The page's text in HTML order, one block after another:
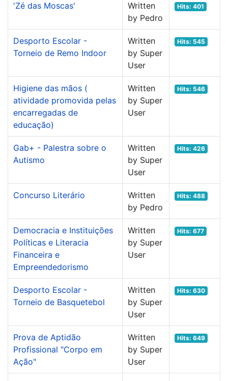
'Zé das Moscas'
Written
by Pedro
Hits: 401
Desporto Escolar -
Torneio de Remo Indoor
Written
by Super
User
Hits: 545
Higiene das mãos (
atividade promovida pelas
encarregadas de
educação)
Written
by Super
User
Hits: 546
Gab+ - Palestra sobre o
Autismo
Written
by Super
User
Hits: 426
Concurso Literário
Written
by Pedro
Hits: 488
Democracia e Instituições
Políticas e Literacia
Financeira e
Empreendedorismo
Written
by Super
User
Hits: 677
Desporto Escolar -
Torneio de Basquetebol
Written
by Super
User
Hits: 630
Prova de Aptidão
Profissional "Corpo em
Ação"
Written
by Super
User
Hits: 649